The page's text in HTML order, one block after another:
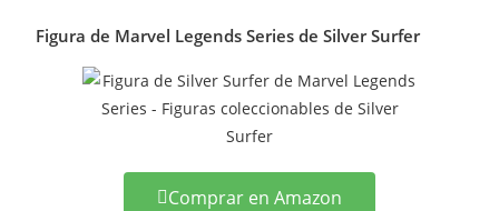
Figura de Marvel Legends Series de Silver Surfer
Comprar en Amazon